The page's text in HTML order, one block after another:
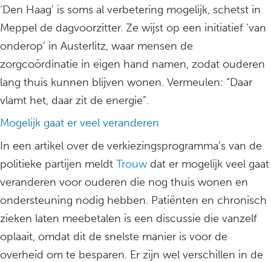
‘Den Haag’ is soms al verbetering mogelijk, schetst in
Meppel de dagvoorzitter. Ze wijst op een initiatief ‘van
onderop’ in Austerlitz, waar mensen de
zorgcoördinatie in eigen hand namen, zodat ouderen
lang thuis kunnen blijven wonen. Vermeulen: “Daar
vlamt het, daar zit de energie”.
Mogelijk gaat er veel veranderen
In een artikel over de verkiezingsprogramma’s van de
politieke partijen meldt Trouw dat er mogelijk veel gaat
veranderen voor ouderen die nog thuis wonen en
ondersteuning nodig hebben. Patiënten en chronisch
zieken laten meebetalen is een discussie die vanzelf
oplaait, omdat dit de snelste manier is voor de
overheid om te besparen. Er zijn wel verschillen in de